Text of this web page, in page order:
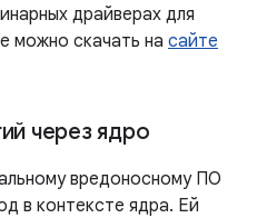
драйверах для
можно скачать на сайте
через ядро
вредоносному ПО
в контексте ядра. Ей